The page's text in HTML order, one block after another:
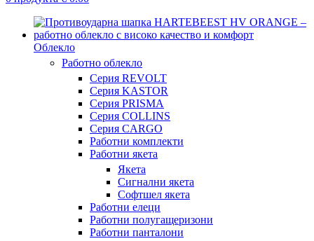
Облекло
Работно облекло
Серия REVOLT
Серия KASTOR
Серия PRISMA
Серия COLLINS
Серия CARGO
Работни комплекти
Работни якета
Якета
Сигнални якета
Софтшел якета
Работни елеци
Работни полугащеризони
Работни панталони